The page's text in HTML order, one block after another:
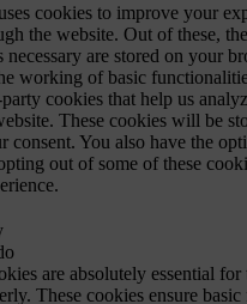
cookies to improve your
the website. Out of these,
necessary are stored on your
working of basic
cookies that help us
These cookies will be
consent. You also have the
out of some of these
are absolutely essential
These cookies ensure